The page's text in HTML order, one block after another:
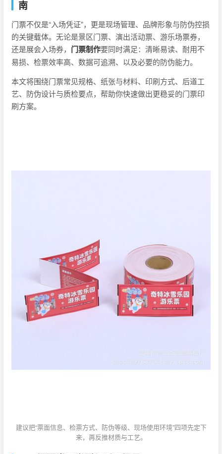
南
门票不仅是“入场凭证”，更是现场管理、品牌形象与防伪控损
的关键载体。无论是景区门票、演出活动票、游乐场票券，
还是展会入场券， 门票制作要同时满足：清晰易读、耐用不
易损、检票效率高、数据可追溯、以及必要的防伪能力。
本文将围绕门票常见规格、纸张与材料、印刷方式、后道工
艺、防伪设计与质检要点，帮助你快速做出更稳妥的门票印
刷方案。
建议把“票面信息、检票方式、防伪等级、现场使用环境”四项先定下
来，再反推材质与工艺。